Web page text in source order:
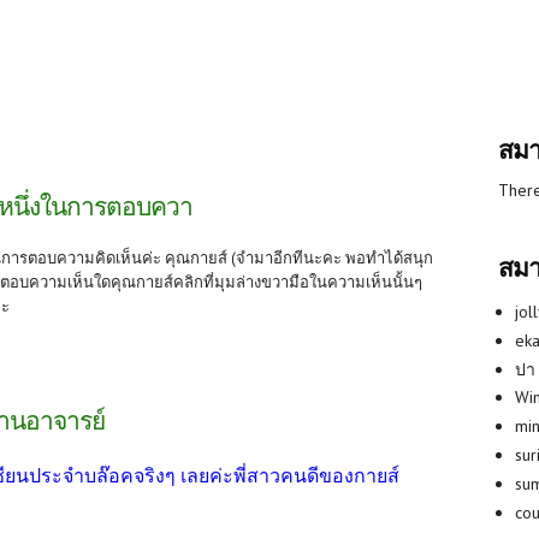
นึ่งในการตอบควา
ารตอบความคิดเห็นค่ะ คุณกายส์ (จำมาอีกทีนะคะ พอทำได้สนุก
ตอบความเห็นใดคุณกายส์คลิกที่มุมล่างขวามือในความเห็นนั้นๆ
อาจารย์
ยนประจำบล๊อคจริงๆ เลยค่ะพี่สาวคนดีของกายส์
สม
สม
ปา